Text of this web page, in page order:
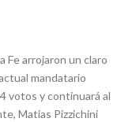
Fe arrojaron un claro
mandatario
votos y continuará al
Matias Pizzichini